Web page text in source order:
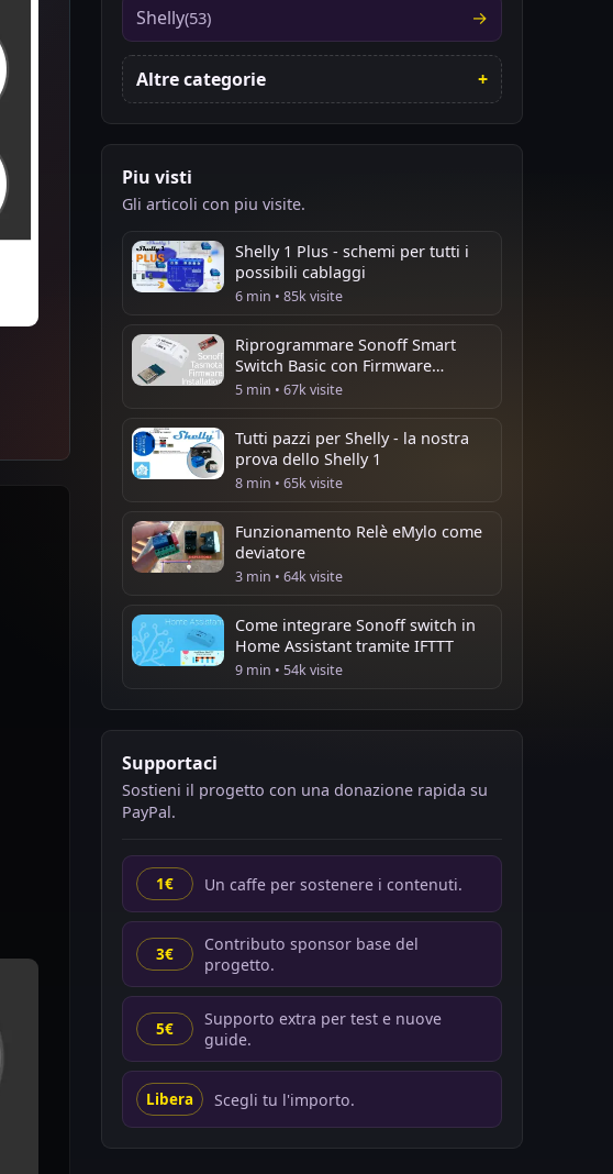
Shelly(53)
Altre categorie
Piu visti
Gli articoli con piu visite.
Shelly 1 Plus - schemi per tutti i
possibili cablaggi
6 min • 85k visite
Riprogrammare Sonoff Smart
Switch Basic con Firmware
Tasmota
5 min • 67k visite
Tutti pazzi per Shelly - la nostra
prova dello Shelly 1
8 min • 65k visite
Funzionamento Relè eMylo come
deviatore
3 min • 64k visite
Come integrare Sonoff switch in
Home Assistant tramite IFTTT
9 min • 54k visite
Supportaci
Sostieni il progetto con una donazione rapida su
PayPal.
1€ Un caffe per sostenere i contenuti.
3€
Contributo sponsor base del
progetto.
5€
Supporto extra per test e nuove
guide.
Libera Scegli tu l'importo.